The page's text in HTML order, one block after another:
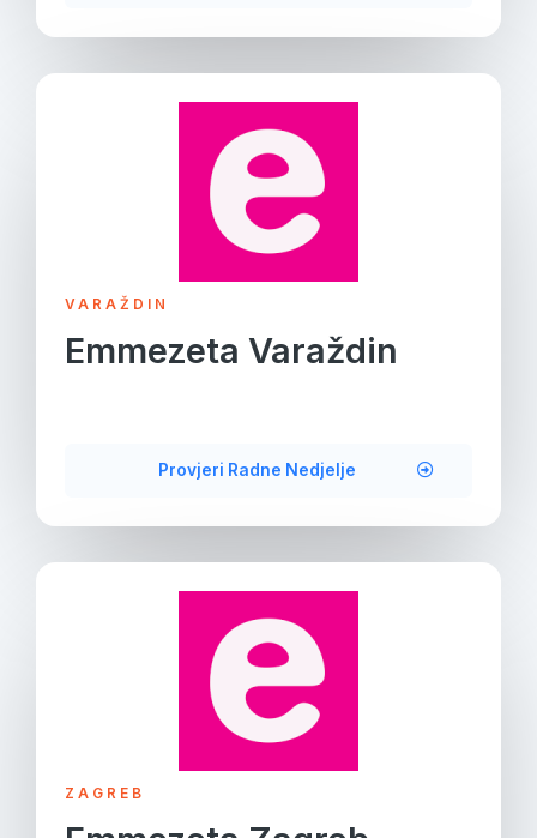
VARAŽDIN
Emmezeta Varaždin
Provjeri Radne Nedjelje
ZAGREB